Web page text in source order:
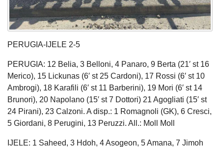
PERUGIA-IJELE 2-5
PERUGIA: 12 Belia, 3 Belloni, 4 Panaro, 9 Berta (21′ st 16
Merico), 15 Lickunas (6′ st 25 Cardoni), 17 Rossi (6′ st 10
Ambrogi), 18 Karafili (6′ st 11 Barberini), 19 Mori (6′ st 14
Brunori), 20 Napolano (15′ st 7 Dottori) 21 Agogliati (15′ st
24 Pirani), 23 Calzoni. A disp.: 1 Romagnoli (GK), 6 Cresci,
5 Giordani, 8 Perugini, 13 Peruzzi. All.: Moll Moll
IJELE: 1 Saheed, 3 Hdoh, 4 Asogeon, 5 Amana, 7 Jimoh